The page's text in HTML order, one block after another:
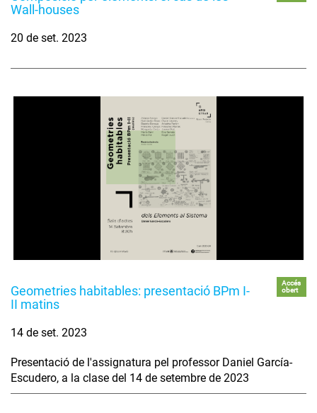
Wall-houses
20 de set. 2023
Geometries habitables: presentació BPm I-
II matins
Accés
obert
14 de set. 2023
Presentació de l'assignatura pel professor Daniel García-
Escudero, a la clase del 14 de setembre de 2023